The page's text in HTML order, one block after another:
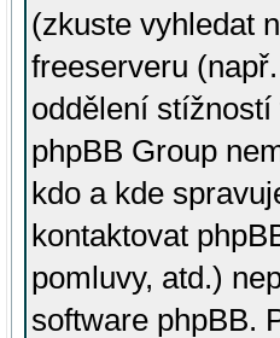
(zkuste vyhledat
freeserveru
oddělení
phpBB Group
kdo a kde
kontaktovat
pomluvy, atd.)
software phpBB.